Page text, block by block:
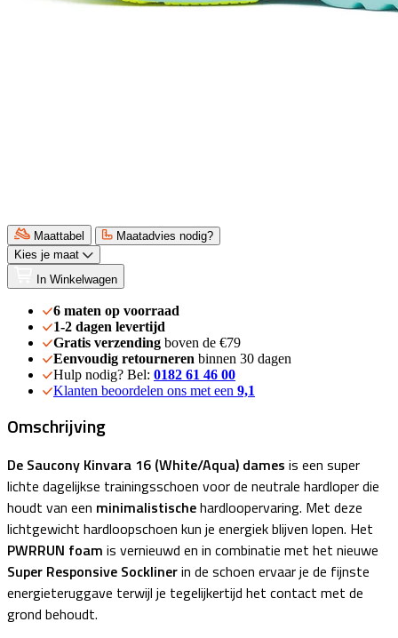
Maattabel
Maatadvies nodig?
Kies je maat
In Winkelwagen
6 maten op voorraad
1-2 dagen levertijd
Gratis verzending boven de €79
Eenvoudig retourneren binnen 30 dagen
Hulp nodig? Bel: 0182 61 46 00
Klanten beoordelen ons met een 9,1
Omschrijving
De Saucony Kinvara 16 (White/Aqua) dames is een super
lichte dagelijkse trainingsschoen voor de neutrale hardloper die
houdt van een minimalistischehardloopervaring. Met deze
lichtgewicht hardloopschoen kun je energiek blijven lopen. Het
PWRRUN foam is vernieuwd en in combinatie met het nieuwe
Super Responsive Socklinerin de schoen ervaar je de fijnste
energieteruggave terwijl je tegelijkertijd het contact met de
grond behoudt.